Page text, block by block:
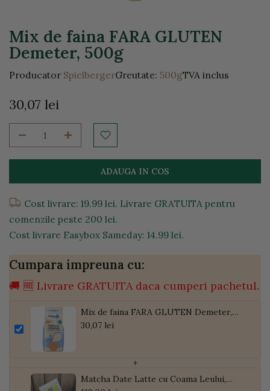
Mix de faina FARA GLUTEN
Demeter, 500g
Producator SpielbergerGreutate: 500gTVA inclus
30,07 lei
ADAUGA IN COS
Cost livrare: 19.99 lei. Livrare GRATUITA pentru
comenzile peste 200 lei.
Cost livrare Easybox Sameday: 14.99 lei.
Cumpara impreuna cu:
🚚 🆓 Livrare GRATUITA daca cumperi pachetul.
Mix de faina FARA GLUTEN Demeter,
500g
30,07 lei
+
Matcha Date Latte cu Coama Leului,